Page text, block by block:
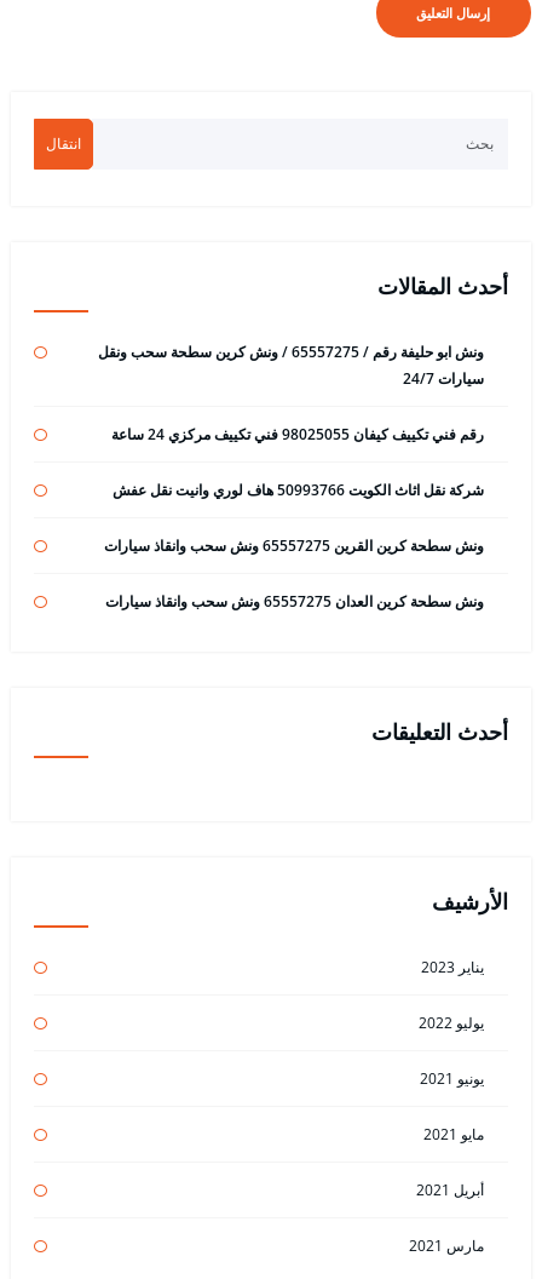
انتقال
أحدث المقالات
ونش ابو حليفة رقم / 65557275 / ونش كرين سطحة سحب ونقل
سيارات 24/7
رقم فني تكييف كيفان 98025055 فني تكييف مركزي 24 ساعة
شركة نقل اثاث الكويت 50993766 هاف لوري وانيت نقل عفش
ونش سطحة كرين القرين 65557275 ونش سحب وانقاذ سيارات
ونش سطحة كرين العدان 65557275 ونش سحب وانقاذ سيارات
أحدث التعليقات
الأرشيف
يناير 2023
يوليو 2022
يونيو 2021
مايو 2021
أبريل 2021
مارس 2021